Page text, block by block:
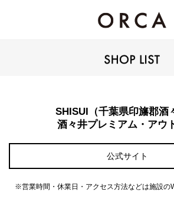
SHISUI（千葉県印旛郡酒
酒々井プレミアム・アウ
公式サイト
※営業時間・休業日・アクセス方法などは施設の